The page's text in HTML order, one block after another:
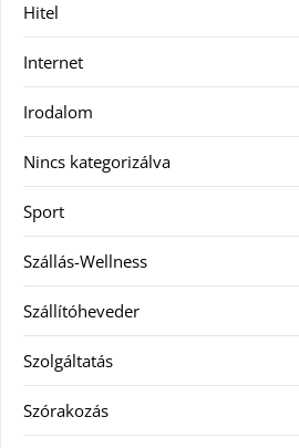
Hitel
Internet
Irodalom
Nincs kategorizálva
Sport
Szállás-Wellness
Szállítóheveder
Szolgáltatás
Szórakozás